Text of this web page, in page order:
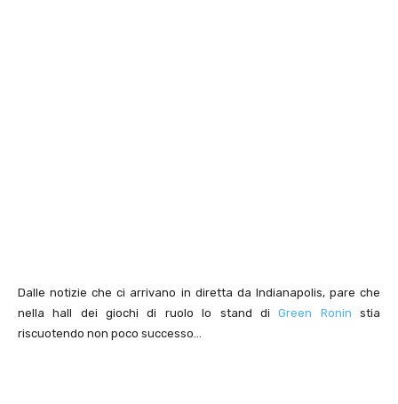
Dalle notizie che ci arrivano in diretta da Indianapolis, pare che
nella hall dei giochi di ruolo lo stand diGreen Ronin stia
riscuotendo non poco successo…